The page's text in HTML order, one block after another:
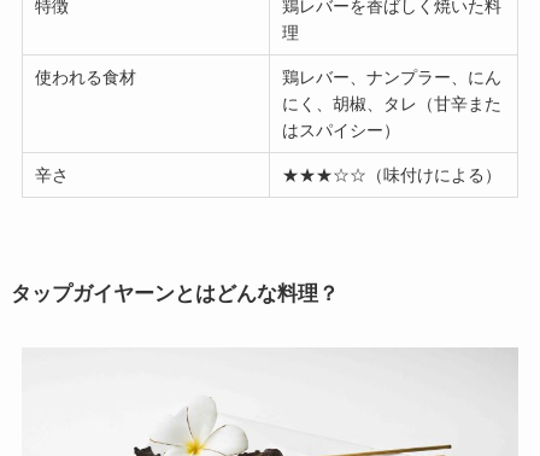
特徴
鶏レバーを香ばしく焼いた料
理
使われる食材
鶏レバー、ナンプラー、にん
にく、胡椒、タレ（甘辛また
はスパイシー）
辛さ ★★★☆☆（味付けによる）
タップガイヤーンとはどんな料理？